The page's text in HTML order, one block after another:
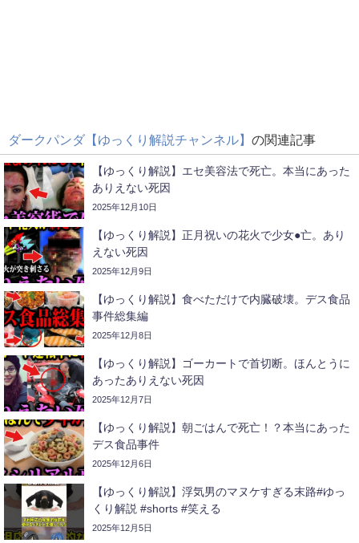
ダークパンダ【ゆっくり解説チャンネル】 の関連記事
【ゆっくり解説】エセ美容法で死亡。本当にあった
ありえない死因
2025年12月10日
【ゆっくり解説】正月祝いの花火で少女●亡。あり
えない死因
2025年12月9日
【ゆっくり解説】食べただけで内臓破壊。デス食品
事件総集編
2025年12月8日
【ゆっくり解説】ゴーカートで首切断。ほんとうに
あったありえない死因
2025年12月7日
【ゆっくり解説】朝ごはんで死亡！？本当にあった
デス食品事件
2025年12月6日
【ゆっくり解説】浮気男のマヌケすぎる末路#ゆっ
くり解説 #shorts #笑える
2025年12月5日